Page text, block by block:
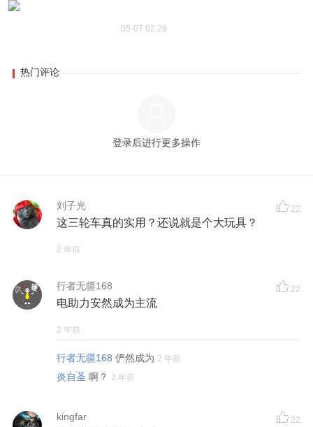
05-07 02:28
热门评论
登录后进行更多操作
刘子光 22
这三轮车真的实用？还说就是个大玩具？
2 年前
行者无疆168 22
电助力安然成为主流
2 年前
行者无疆168 俨然成为 2 年前
炎自圣 啊？ 2 年前
kingfar 22